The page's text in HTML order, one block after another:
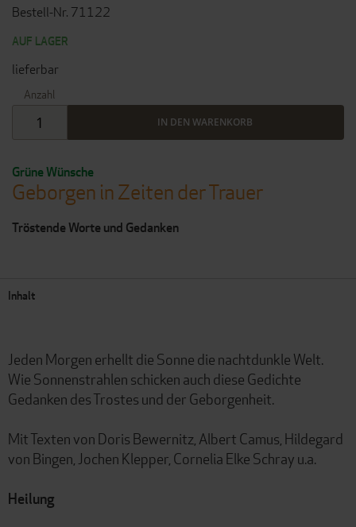
Grüne Wünsche
Geborgen in Zeiten der Trauer
Tröstende Worte und Gedanken
Bestell-Nr. 71122
AUF LAGER
lieferbar
Anzahl
IN DEN WARENKORB
Inhalt
Jeden Morgen erhellt die Sonne die nachtdunkle Welt.
Wie Sonnenstrahlen schicken auch diese Gedichte
Gedanken des Trostes und der Geborgenheit.
Mit Texten von Doris Bewernitz, Albert Camus, Hildegard
von Bingen, Jochen Klepper, Cornelia Elke Schray u.a.
Heilung